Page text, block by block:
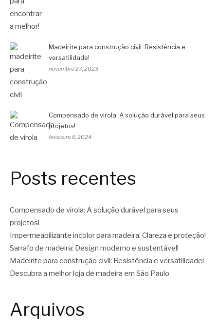
Madeirite para construção civil: Resistência e
versatilidade!
novembro 27, 2023
Compensado de virola: A solução durável para seus
projetos!
fevereiro 6, 2024
Posts recentes
Compensado de virola: A solução durável para seus
projetos!
Impermeabilizante incolor para madeira: Clareza e proteção!
Sarrafo de madeira: Design moderno e sustentável!
Madeirite para construção civil: Resistência e versatilidade!
Descubra a melhor loja de madeira em São Paulo
Arquivos